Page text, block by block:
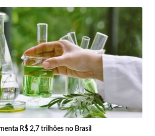
R$ 2,7 trilhões no Brasil